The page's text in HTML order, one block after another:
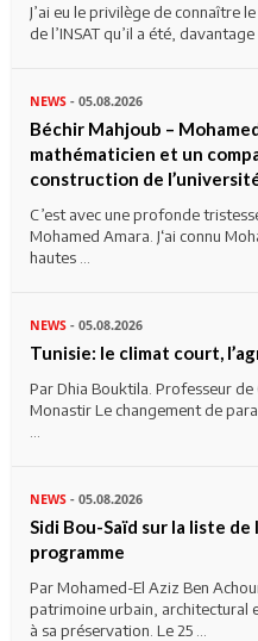
J’ai eu le privilège de connaître
de l’INSAT qu’il a été,
NEWS - 05.08.2026
Béchir Mahjoub –
mathématicien et un
construction de
C’est avec une profonde
Mohamed Amara. J‘ai connu
hautes ...
NEWS - 05.08.2026
Tunisie: le climat court,
Par Dhia Bouktila. Professeur
Monastir Le changement de
NEWS - 05.08.2026
Sidi Bou-Saïd sur la liste de
programme
Par Mohamed-El Aziz Ben
patrimoine urbain, architectural
à sa préservation. Le 25 ...